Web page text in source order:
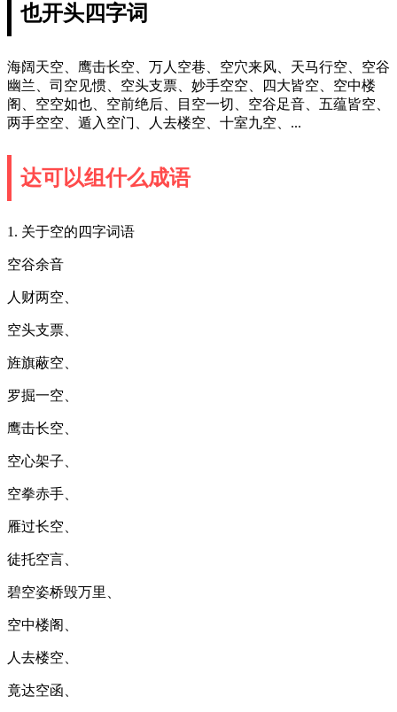
也开头四字词
海阔天空、鹰击长空、万人空巷、空穴来风、天马行空、空谷
幽兰、司空见惯、空头支票、妙手空空、四大皆空、空中楼
阁、空空如也、空前绝后、目空一切、空谷足音、五蕴皆空、
两手空空、遁入空门、人去楼空、十室九空、...
达可以组什么成语
1. 关于空的四字词语
空谷余音
人财两空、
空头支票、
旌旗蔽空、
罗掘一空、
鹰击长空、
空心架子、
空拳赤手、
雁过长空、
徒托空言、
碧空姿桥毁万里、
空中楼阁、
人去楼空、
竟达空函、